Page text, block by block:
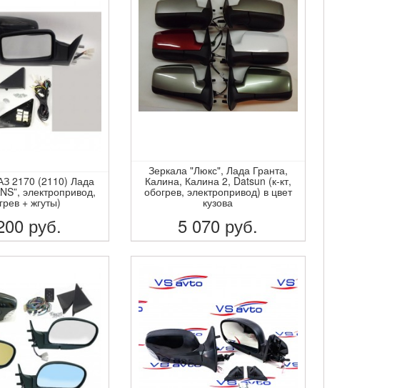
2170 (2110) Лада
электропривод,
+ жгуты)
руб.
Зеркала "Люкс", Лада Гранта,
Калина, Калина 2, Datsun (к-кт,
обогрев, электропривод) в цвет
кузова
5 070 руб.
ПОДРОБНЕЕ